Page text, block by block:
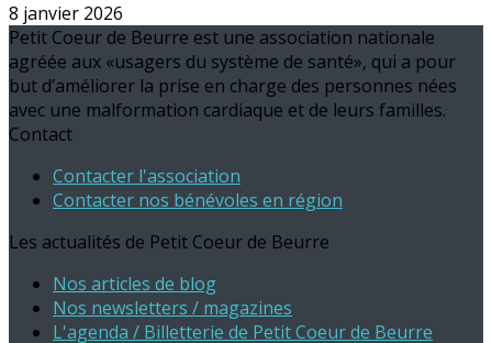
8 janvier 2026
Petit Coeur de Beurre est une association nationale
agréée aux «usagers du système de santé», qui a pour
but d’améliorer la prise en charge des personnes nées
avec une malformation cardiaque et de leurs familles.
Contact
Contacter l'association
Contacter nos bénévoles en région
Les actualités de Petit Coeur de Beurre
Nos articles de blog
Nos newsletters / magazines
L'agenda / Billetterie de Petit Coeur de Beurre